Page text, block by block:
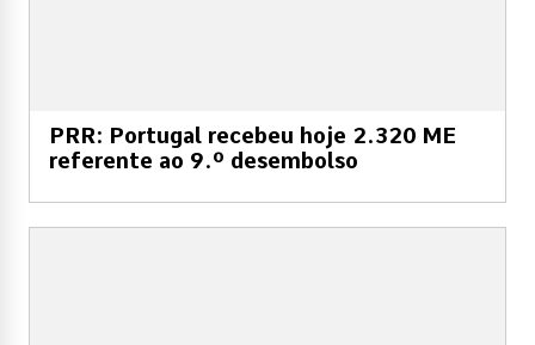
PRR: Portugal recebeu hoje 2.320 ME
referente ao 9.º desembolso